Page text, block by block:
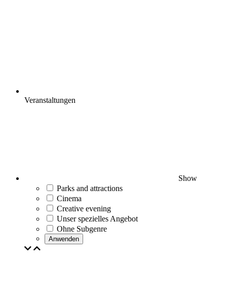
Veranstaltungen
Show
Parks and attractions
Cinema
Creative evening
Unser spezielles Angebot
Ohne Subgenre
Anwenden